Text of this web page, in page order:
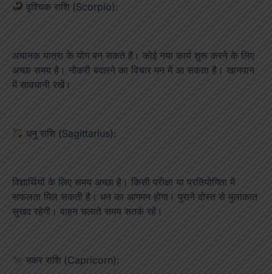
वृश्चिक राशि (Scorpio):
अचानक यात्रा के योग बन सकते हैं। कोई नया कार्य शुरू करने के लिए
अच्छा समय है। नौकरी बदलने का विचार मन में आ सकता है। खानपान
में सावधानी रखें।
धनु राशि (Sagittarius):
विद्यार्थियों के लिए समय अच्छा है। किसी परीक्षा या प्रतियोगिता में
सफलता मिल सकती है। धन का आगमन होगा। पुराने दोस्त से मुलाकात
सुखद रहेगी। वाहन चलाते समय सतर्क रहें।
मकर राशि (Capricorn):